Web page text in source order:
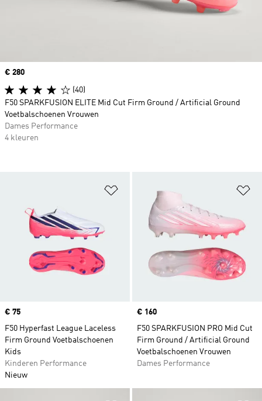
Price
€ 75
F50 Hyperfast League Laceless
Firm Ground Voetbalschoenen
Kids
Kinderen Performance
Nieuw
Price
€ 160
F50 SPARKFUSION PRO Mid Cut
Firm Ground / Artificial Ground
Voetbalschoenen Vrouwen
Dames Performance
Price
€ 280
(40)
F50 SPARKFUSION ELITE Mid Cut Firm Ground / Artificial Ground
Voetbalschoenen Vrouwen
Dames Performance
4 kleuren